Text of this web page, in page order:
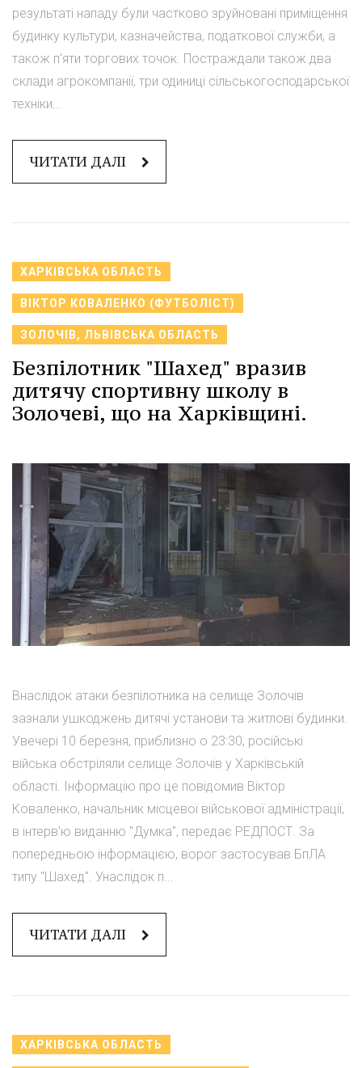
результаті нападу були частково зруйновані приміщення
будинку культури, казначейства, податкової служби, а
також п'яти торгових точок. Постраждали також два
склади агрокомпанії, три одиниці сільськогосподарської
техніки...
ЧИТАТИ ДАЛІ
ХАРКІВСЬКА ОБЛАСТЬ
ВІКТОР КОВАЛЕНКО (ФУТБОЛІСТ)
ЗОЛОЧІВ, ЛЬВІВСЬКА ОБЛАСТЬ
Безпілотник "Шахед" вразив
дитячу спортивну школу в
Золочеві, що на Харківщині.
Внаслідок атаки безпілотника на селище Золочів
зазнали ушкоджень дитячі установи та житлові будинки.
Увечері 10 березня, приблизно о 23:30, російські
війська обстріляли селище Золочів у Харківській
області. Інформацію про це повідомив Віктор
Коваленко, начальник місцевої військової адміністрації,
в інтерв'ю виданню "Думка", передає РЕДПОСТ. За
попередньою інформацією, ворог застосував БпЛА
типу "Шахед". Унаслідок п...
ЧИТАТИ ДАЛІ
ХАРКІВСЬКА ОБЛАСТЬ